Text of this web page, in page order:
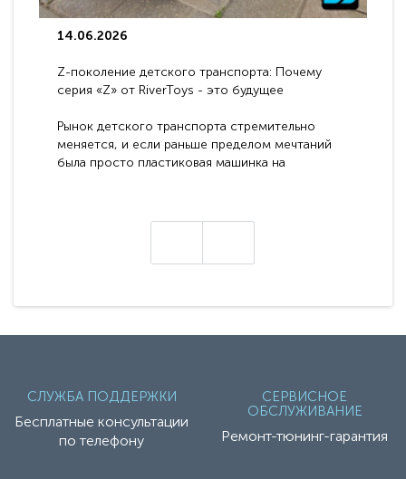
14.06.2026
Z-поколение детского транспорта: Почему
серия «Z» от RiverToys - это будущее
Рынок детского транспорта стремительно
меняется, и если раньше пределом мечтаний
была просто пластиковая машинка на
СЛУЖБА ПОДДЕРЖКИ
Бесплатные консультации
по телефону
СЕРВИСНОЕ
ОБСЛУЖИВАНИЕ
Ремонт-тюнинг-гарантия